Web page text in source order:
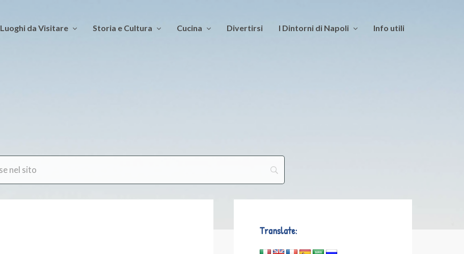
Luoghi da Visitare Storia e Cultura Cucina Divertirsi I Dintorni di Napoli Info utili
Translate: